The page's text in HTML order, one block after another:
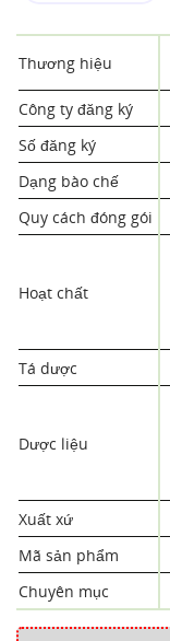
Thương hiệu
Công ty đăng ký
Số đăng ký
Dạng bào chế
Quy cách đóng gói
Hoạt chất
Tá dược
Dược liệu
Xuất xứ
Mã sản phẩm
Chuyên mục